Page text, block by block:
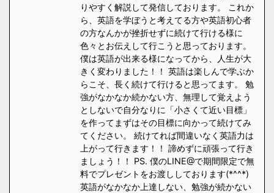
りやすく解説して発信しております。 これか
ら、英語を学ぼうと考えてる方や英語初心者
の方なんかが挫折せずに続けて行ける様に
色々とお伝えして行こうと思っております。
僕は英語が出来る様になってから、人生が大
きく変わりました！！ 英語は楽しんで学ぶか
らこそ、長く続けて行けると思ってます。 勉
強がなかなか続かない方、無理して覚えよう
としないで自分なりに「小さくて近い目標」
を作ってまずはその目標に向かって続けてみ
てください。 続けてれば間違いなく英語力は
上がって行きます！！ 諦めずに頑張って行き
ましょう！！ PS. 僕のLINE@で期間限定で無
料でプレゼントをお渡ししております(*^^*)
英語がなかなか上達しない、勉強が続かない